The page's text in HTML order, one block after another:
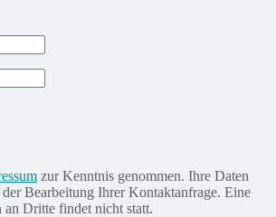
zur Kenntnis genommen. Ihre Daten
Bearbeitung Ihrer Kontaktanfrage. Eine
an Dritte findet nicht statt.